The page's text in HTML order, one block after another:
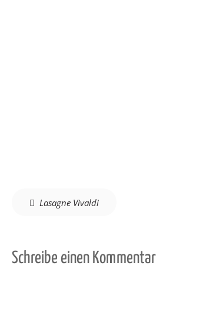
Beitragsnavigation
Lasagne Vivaldi
Schreibe einen Kommentar